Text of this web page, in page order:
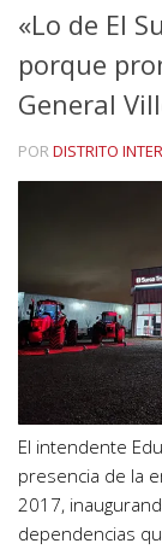
«Lo de El
porque
General
PORDISTRITO
El intendente
presencia de la
2017,
dependencias